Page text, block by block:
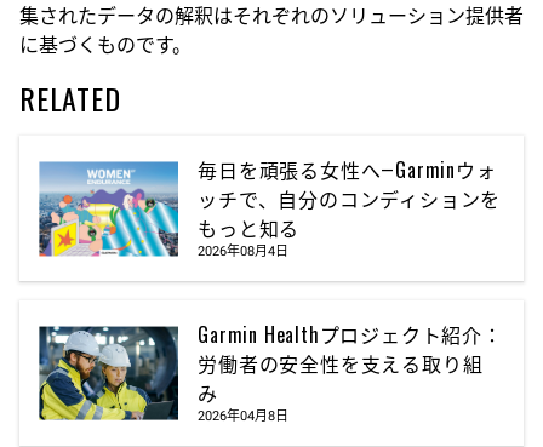
集されたデータの解釈はそれぞれのソリューション提供者
に基づくものです。
RELATED
毎日を頑張る女性へ―Garminウォ
ッチで、自分のコンディションを
もっと知る
2026年08月4日
Garmin Healthプロジェクト紹介：
労働者の安全性を支える取り組
み
2026年04月8日